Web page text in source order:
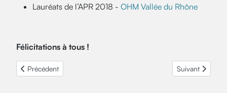
Lauréats de l’APR 2018 - OHM Vallée du Rhône
Félicitations à tous !
Article précédent : Séminaire annuel de restitution de l'OHM
Précédent Article suivant :
Suivant